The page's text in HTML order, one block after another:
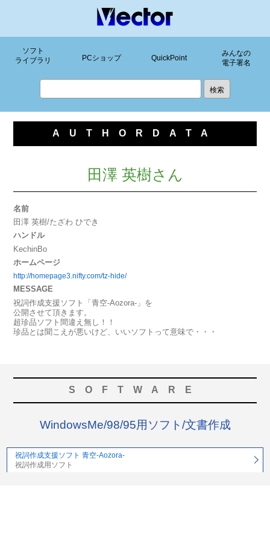
ソフト
ライブラリ
PCショップ QuickPoint
みんなの
電子署名
AUTHORDATA
田澤 英樹さん
名前
田澤 英樹/たざわ ひでき
ハンドル
KechinBo
ホームページ
http://homepage3.nifty.com/tz-hide/
MESSAGE
祝詞作成支援ソフト「青空-Aozora-」を
公開させて頂きます。
超珍品ソフト間違え無し！！
珍品とは聞こえが悪いけど、いいソフトって意味で・・・
SOFTWARE
WindowsMe/98/95用ソフト/文書作成
祝詞作成支援ソフト 青空-Aozora-
祝詞作成用ソフト